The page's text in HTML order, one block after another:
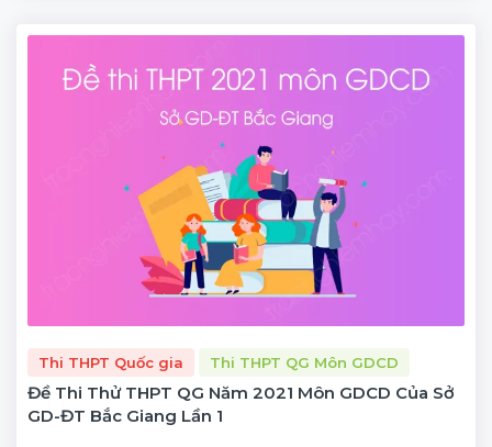
Thi THPT Quốc gia Thi THPT QG Môn GDCD
Đề Thi Thử THPT QG Năm 2021 Môn GDCD Của Sở
GD-ĐT Bắc Giang Lần 1